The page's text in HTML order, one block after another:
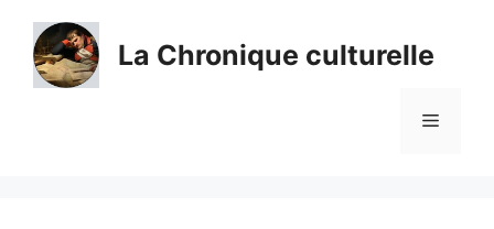
contenu
La Chronique culturelle
Menu